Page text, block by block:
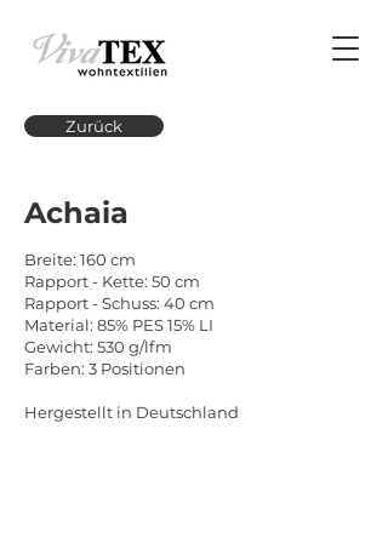
Zurück
Achaia
Breite: 160 cm
Rapport - Kette: 50 cm
Rapport - Schuss: 40 cm
Material: 85% PES 15% LI
Gewicht: 530 g/lfm
Farben: 3 Positionen
Hergestellt in Deutschland